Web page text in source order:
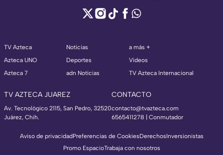
TV Azteca
Azteca UNO
Azteca 7
Noticias
Deportes
adn Noticias
a más +
Videos
TV Azteca Internacional
TV AZTECA JUAREZ
Av. Tecnológico 2115, San Pedro, 32520
Juárez, Chih.
CONTACTO
contacto@tvazteca.com
6565411278 | Conmutador
Aviso de privacidadPreferencias de CookiesDerechosInversionistas
Promo EspacioTrabaja con nosotros